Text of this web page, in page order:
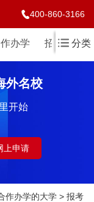
400-860-3166
办学 招生简章
分类
外名校
开始
上申请
作办学的大学 > 报考